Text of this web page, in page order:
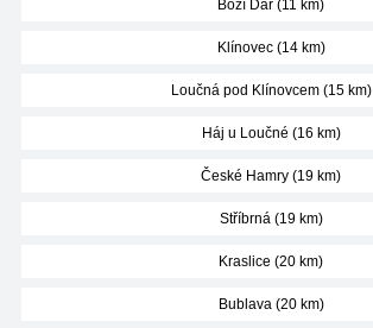
Boží Dar (11 km)
Klínovec (14 km)
Loučná pod Klínovcem (15 km)
Háj u Loučné (16 km)
České Hamry (19 km)
Stříbrná (19 km)
Kraslice (20 km)
Bublava (20 km)